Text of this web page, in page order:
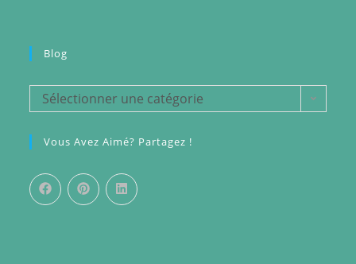
Blog
BlogSélectionner une catégorie
Vous Avez Aimé? Partagez !